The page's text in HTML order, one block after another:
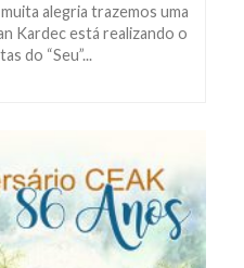
alegria trazemos uma
Kardec está realizando o
do “Seu”...